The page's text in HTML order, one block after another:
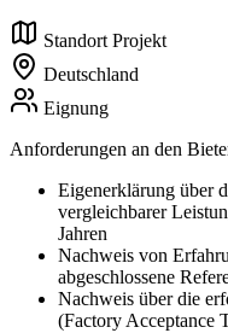
Standort Projekt
Deutschland
Eignung
Anforderungen an den
Eigenerklärung über
vergleichbarer
Jahren
Nachweis von
abgeschlossene
Nachweis über die
(Factory Acceptance